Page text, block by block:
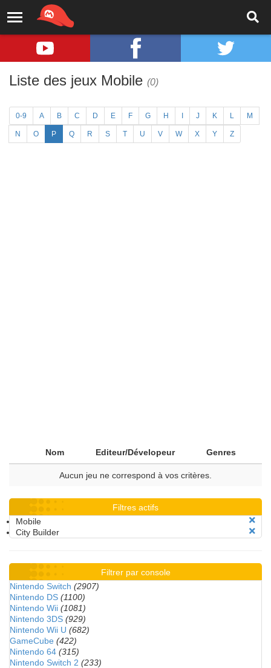
Liste des jeux Mobile (0)
0-9 A B C D E F G H J K L M
N O P Q R S T U V W X Y Z
Nom Editeur/Dévelopeur Genres
Aucun jeu ne correspond à vos critères.
Filtres actifs
Mobile
City Builder
Filtrer par console
Nintendo Switch (2907)
Nintendo DS (1100)
Nintendo Wii (1081)
Nintendo 3DS (929)
Nintendo Wii U (682)
GameCube (422)
Nintendo 64 (315)
Nintendo Switch 2 (233)